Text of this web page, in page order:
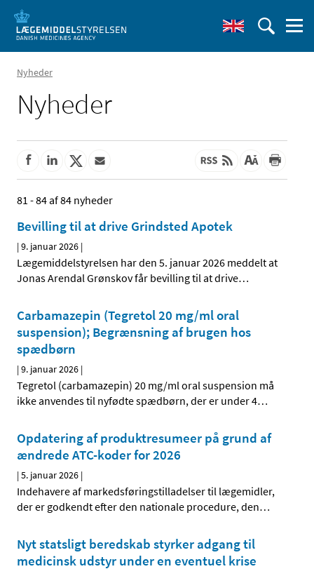
Nyheder
Nyheder
81 - 84 af 84 nyheder
Bevilling til at drive Grindsted Apotek
|9. januar 2026 |
Lægemiddelstyrelsen har den 5. januar 2026 meddelt at
Jonas Arendal Grønskov får bevilling til at drive…
Carbamazepin (Tegretol 20 mg/ml oral
suspension); Begrænsning af brugen hos
spædbørn
|9. januar 2026 |
Tegretol (carbamazepin) 20 mg/ml oral suspension må
ikke anvendes til nyfødte spædbørn, der er under 4…
Opdatering af produktresumeer på grund af
ændrede ATC-koder for 2026
|5. januar 2026 |
Indehavere af markedsføringstilladelser til lægemidler,
der er godkendt efter den nationale procedure, den…
Nyt statsligt beredskab styrker adgang til
medicinsk udstyr under en eventuel krise